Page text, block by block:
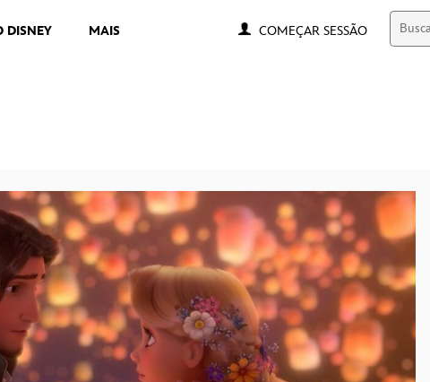
DISNEY MAIS COMEÇAR SESSÃO